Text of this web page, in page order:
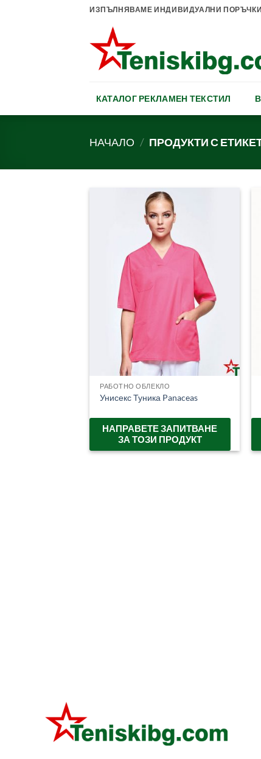
ИЗПЪЛНЯВАМЕ ИНДИВИДУАЛНИ ПОРЪЧКИ
КАТАЛОГ РЕКЛАМЕН ТЕКСТИЛ
НАЧАЛО / ПРОДУКТИ С
РАБОТНО ОБЛЕКЛО
Унисекс Туника Panaceas
НАПРАВЕТЕ ЗАПИТВАНЕ
ЗА ТОЗИ ПРОДУКТ